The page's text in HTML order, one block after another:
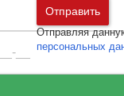
МоскваОтправить
Отправляя
персональных